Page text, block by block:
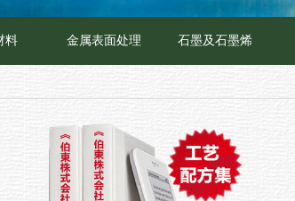
料 金属表面处理 石墨及石墨烯